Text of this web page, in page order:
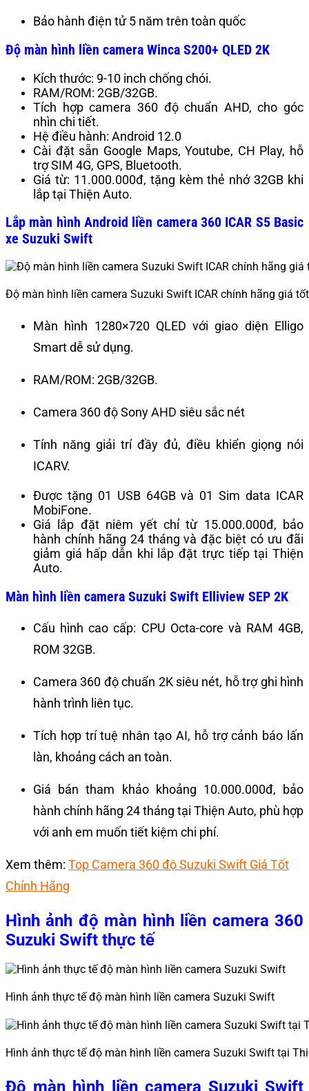
Bảo hành điện tử 5 năm trên toàn quốc
Độ màn hình liền camera Winca S200+ QLED 2K
Kích thước: 9-10 inch chống chói.
RAM/ROM: 2GB/32GB.
Tích hợp camera 360 độ chuẩn AHD, cho góc
nhìn chi tiết.
Hệ điều hành: Android 12.0
Cài đặt sẵn Google Maps, Youtube, CH Play, hỗ
trợ SIM 4G, GPS, Bluetooth.
Giá từ: 11.000.000đ, tặng kèm thẻ nhớ 32GB khi
lắp tại Thiện Auto.
Lắp màn hình Android liền camera 360 ICAR S5 Basic
xe Suzuki Swift
Độ màn hình liền camera Suzuki Swift ICAR chính hãng giá tốt
Màn hình 1280×720 QLED với giao diện Elligo
Smart dễ sử dụng.
RAM/ROM: 2GB/32GB.
Camera 360 độ Sony AHD siêu sắc nét
Tính năng giải trí đầy đủ, điều khiển giọng nói
ICARV.
Được tặng 01 USB 64GB và 01 Sim data ICAR
MobiFone.
Giá lắp đặt niêm yết chỉ từ 15.000.000đ, bảo
hành chính hãng 24 tháng và đặc biệt có ưu đãi
giảm giá hấp dẫn khi lắp đặt trực tiếp tại Thiện
Auto.
Màn hình liền camera Suzuki Swift Elliview SEP 2K
Cấu hình cao cấp: CPU Octa-core và RAM 4GB,
ROM 32GB.
Camera 360 độ chuẩn 2K siêu nét, hỗ trợ ghi hình
hành trình liên tục.
Tích hợp trí tuệ nhân tạo AI, hỗ trợ cảnh báo lấn
làn, khoảng cách an toàn.
Giá bán tham khảo khoảng 10.000.000đ, bảo
hành chính hãng 24 tháng tại Thiện Auto, phù hợp
với anh em muốn tiết kiệm chi phí.
Xem thêm: Top Camera 360 độ Suzuki Swift Giá Tốt
Chính Hãng
Hình ảnh độ màn hình liền camera 360
Suzuki Swift thực tế
Hình ảnh thực tế độ màn hình liền camera Suzuki Swift
Hình ảnh thực tế độ màn hình liền camera Suzuki Swift tại
Độ màn hình liền camera Suzuki Swift